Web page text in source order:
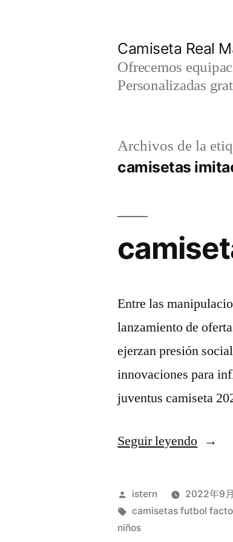
Camiseta Real
Ofrecemos
Personalizadas
Archivos de la
camisetas
Entre las
lanzamiento de
ejerzan presión
innovaciones para
juventus camiseta
Seguir leyendo
futbol»
Publicado
por
istern 2022年9
Etiquetas:
camisetas futbol
niños